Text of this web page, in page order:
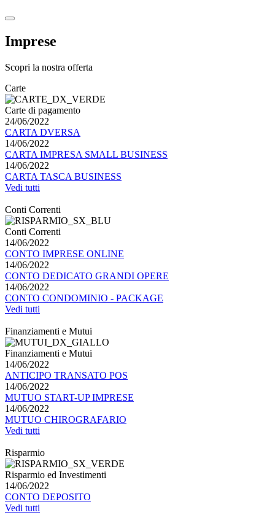
Imprese
Scopri la nostra offerta
Carte
Carte di pagamento
24/06/2022
CARTA DVERSA
14/06/2022
CARTA IMPRESA SMALL BUSINESS
14/06/2022
CARTA TASCA BUSINESS
Vedi tutti
Conti Correnti
Conti Correnti
14/06/2022
CONTO IMPRESE ONLINE
14/06/2022
CONTO DEDICATO GRANDI OPERE
14/06/2022
CONTO CONDOMINIO - PACKAGE
Vedi tutti
Finanziamenti e Mutui
Finanziamenti e Mutui
14/06/2022
ANTICIPO TRANSATO POS
14/06/2022
MUTUO START-UP IMPRESE
14/06/2022
MUTUO CHIROGRAFARIO
Vedi tutti
Risparmio
Risparmio ed Investimenti
14/06/2022
CONTO DEPOSITO
Vedi tutti